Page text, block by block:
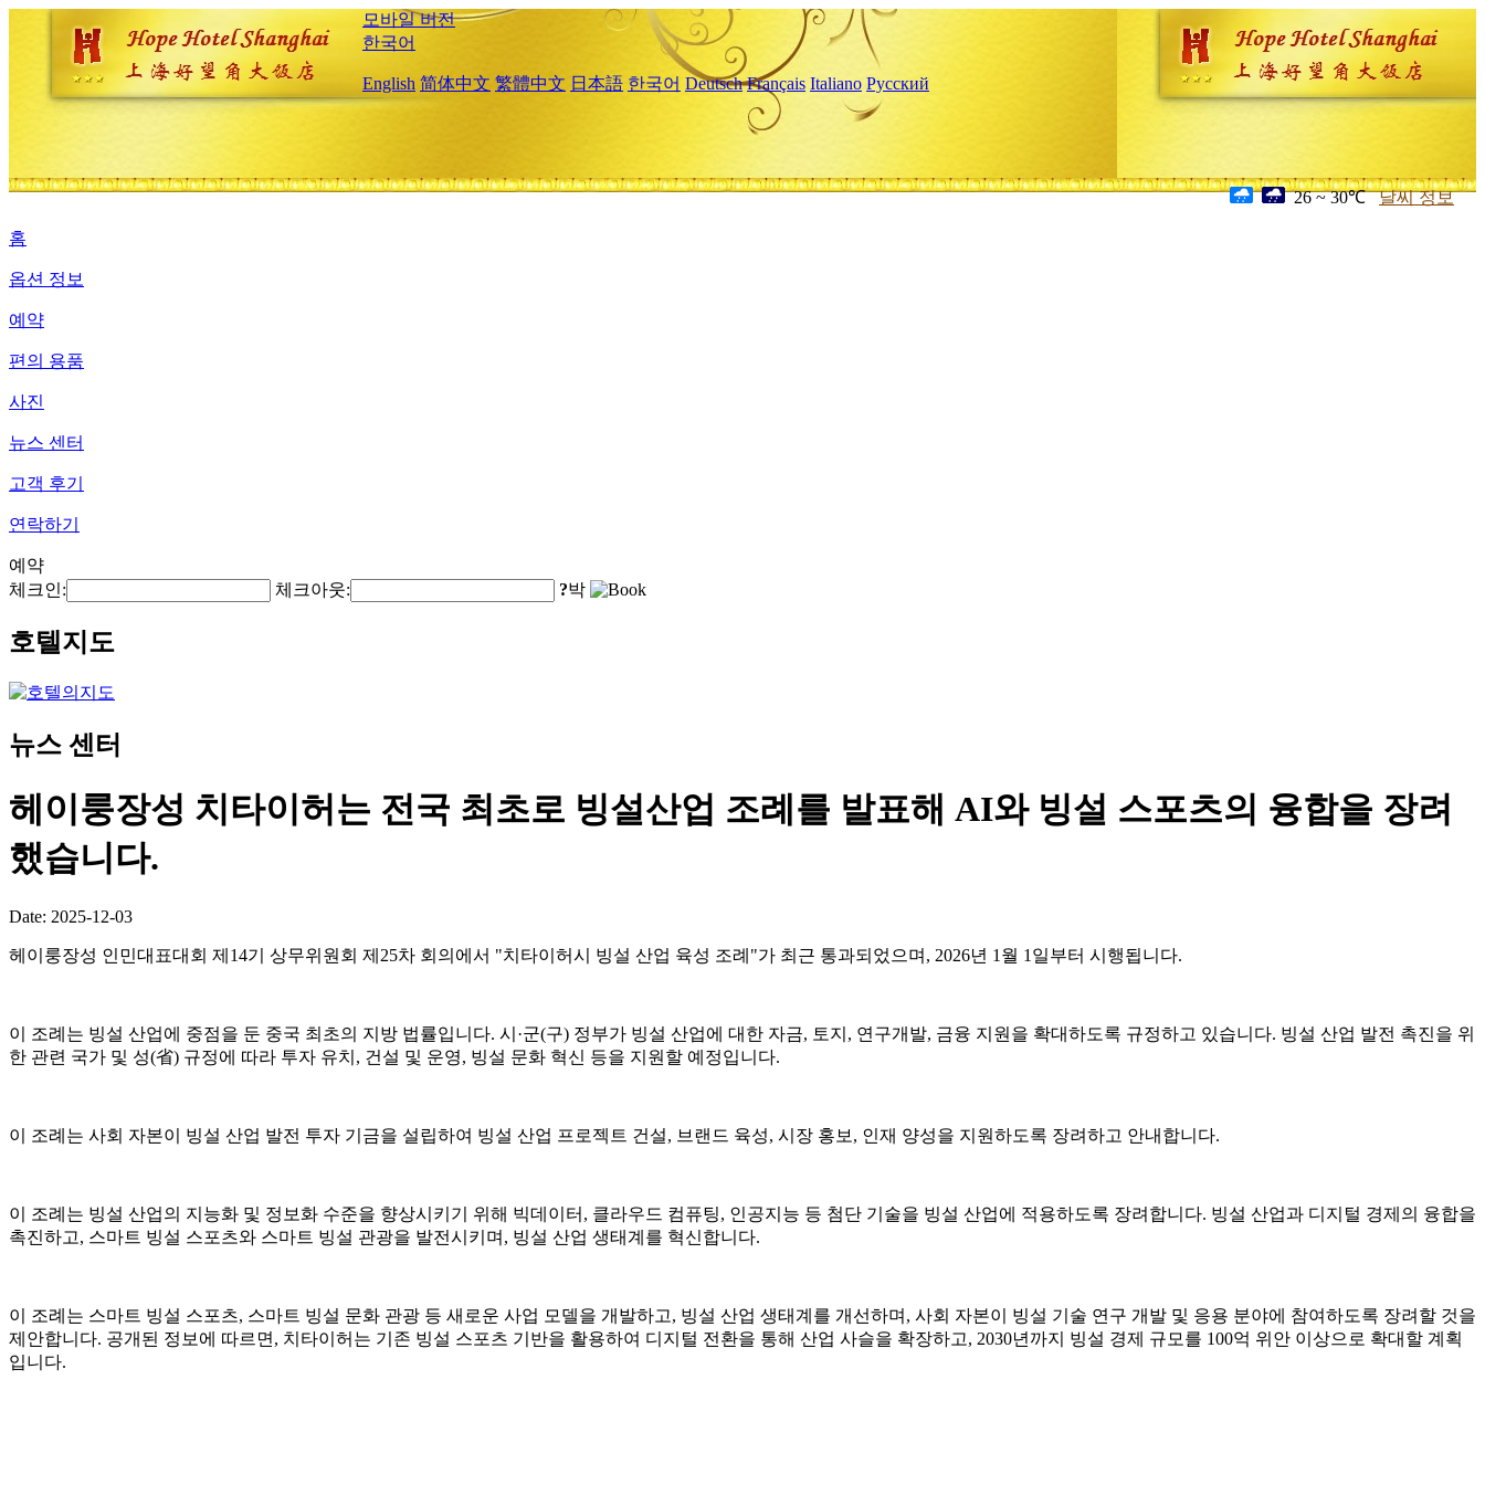
모바일 버전
한국어
English 简体中文 繁體中文 日本語 한국어 Deutsch Français Italiano Русский
26 ~ 30℃ 날씨 정보
홈
옵션 정보
예약
편의 용품
사진
뉴스 센터
고객 후기
연락하기
예약
체크인:
체크아웃: ?박
호텔지도
뉴스 센터
헤이룽장성 치타이허는 전국 최초로 빙설산업 조례를 발표해 AI와 빙설 스포츠의 융합을 장려
했습니다.
Date: 2025-12-03
헤이룽장성 인민대표대회 제14기 상무위원회 제25차 회의에서 "치타이허시 빙설 산업 육성 조례"가 최근 통과되었으며, 2026년 1월 1일부터 시행됩니다.
이 조례는 빙설 산업에 중점을 둔 중국 최초의 지방 법률입니다. 시·군(구) 정부가 빙설 산업에 대한 자금, 토지, 연구개발, 금융 지원을 확대하도록 규정하고 있습니다. 빙설 산업 발전 촉진을 위
한 관련 국가 및 성(省) 규정에 따라 투자 유치, 건설 및 운영, 빙설 문화 혁신 등을 지원할 예정입니다.
이 조례는 사회 자본이 빙설 산업 발전 투자 기금을 설립하여 빙설 산업 프로젝트 건설, 브랜드 육성, 시장 홍보, 인재 양성을 지원하도록 장려하고 안내합니다.
이 조례는 빙설 산업의 지능화 및 정보화 수준을 향상시키기 위해 빅데이터, 클라우드 컴퓨팅, 인공지능 등 첨단 기술을 빙설 산업에 적용하도록 장려합니다. 빙설 산업과 디지털 경제의 융합을
촉진하고, 스마트 빙설 스포츠와 스마트 빙설 관광을 발전시키며, 빙설 산업 생태계를 혁신합니다.
이 조례는 스마트 빙설 스포츠, 스마트 빙설 문화 관광 등 새로운 사업 모델을 개발하고, 빙설 산업 생태계를 개선하며, 사회 자본이 빙설 기술 연구 개발 및 응용 분야에 참여하도록 장려할 것을
제안합니다. 공개된 정보에 따르면, 치타이허는 기존 빙설 스포츠 기반을 활용하여 디지털 전환을 통해 산업 사슬을 확장하고, 2030년까지 빙설 경제 규모를 100억 위안 이상으로 확대할 계획
입니다.